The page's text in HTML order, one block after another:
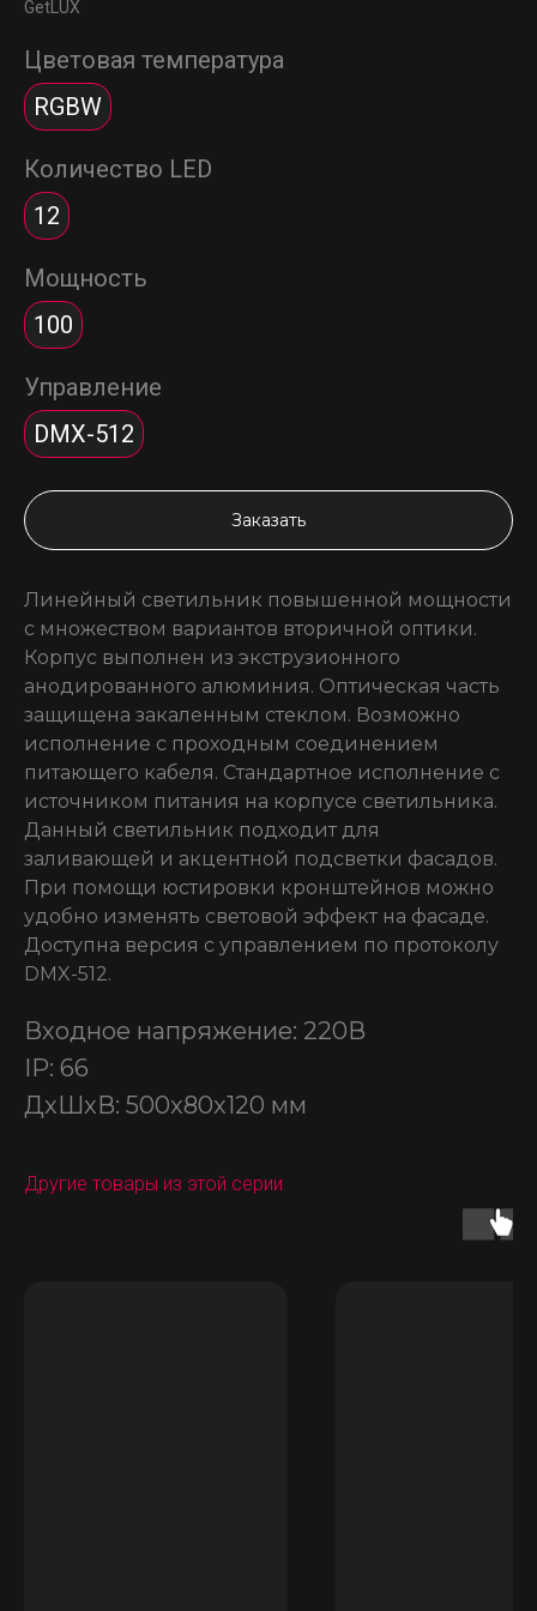
GetLUX
Цветовая температура
RGBW
Количество LED
12
Мощность
100
Управление
DMX-512
Заказать
Линейный светильник повышенной мощности
с множеством вариантов вторичной оптики.
Корпус выполнен из экструзионного
анодированного алюминия. Оптическая часть
защищена закаленным стеклом. Возможно
исполнение с проходным соединением
питающего кабеля. Стандартное исполнение с
источником питания на корпусе светильника.
Данный светильник подходит для
заливающей и акцентной подсветки фасадов.
При помощи юстировки кронштейнов можно
удобно изменять световой эффект на фасаде.
Доступна версия с управлением по протоколу
DMX-512.
Входное напряжение: 220В
IP: 66
ДxШxВ: 500x80x120 мм
Другие товары из этой серии